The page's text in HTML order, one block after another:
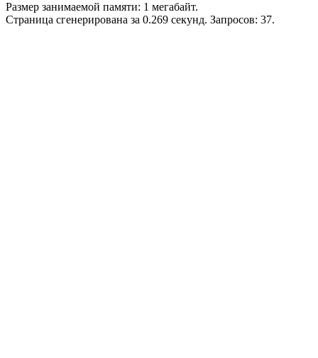
Размер занимаемой памяти: 1 мегабайт.
Страница сгенерирована за 0.269 секунд. Запросов: 37.